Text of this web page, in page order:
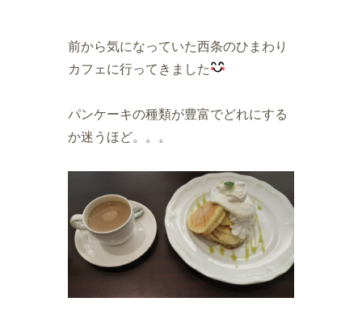
前から気になっていた西条のひまわり
カフェに行ってきました
パンケーキの種類が豊富でどれにする
か迷うほど。。。